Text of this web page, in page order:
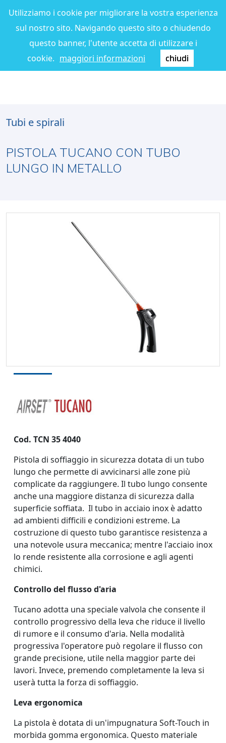
Utilizziamo i cookie per migliorare la vostra esperienza
sul nostro sito. Navigando questo sito o chiudendo
questo banner, l'utente accetta di utilizzare i
cookie. maggiori informazioni chiudi
Tubi e spirali
PISTOLA TUCANO CON TUBO
LUNGO IN METALLO
Cod. TCN 35 4040
Pistola di soffiaggio in sicurezza dotata di un tubo
lungo che permette di avvicinarsi alle zone più
complicate da raggiungere. Il tubo lungo consente
anche una maggiore distanza di sicurezza dalla
superficie soffiata. Il tubo in acciaio inox è adatto
ad ambienti difficili e condizioni estreme. La
costruzione di questo tubo garantisce resistenza a
una notevole usura meccanica; mentre l'acciaio inox
lo rende resistente alla corrosione e agli agenti
chimici.
Controllo del flusso d'aria
Tucano adotta una speciale valvola che consente il
controllo progressivo della leva che riduce il livello
di rumore e il consumo d'aria. Nella modalità
progressiva l'operatore può regolare il flusso con
grande precisione, utile nella maggior parte dei
lavori. Invece, premendo completamente la leva si
userà tutta la forza di soffiaggio.
Leva ergonomica
La pistola è dotata di un'impugnatura Soft-Touch in
morbida gomma ergonomica. Questo materiale